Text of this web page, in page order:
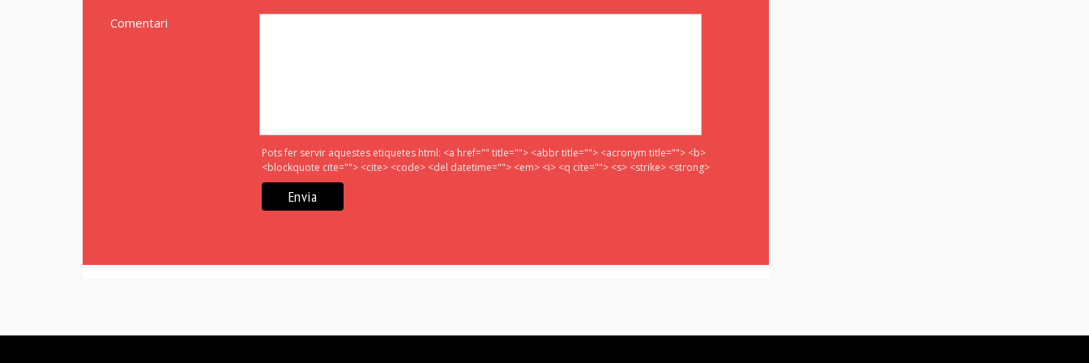
Comentari
Pots fer servir aquestes etiquetes html: <a href="" title=""> <abbr title=""> <acronym title=""> <b>
<blockquote cite=""> <cite> <code> <del datetime=""> <em> <i> <q cite=""> <s> <strike> <strong>